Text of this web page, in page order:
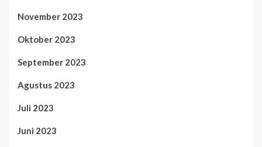
November 2023
Oktober 2023
September 2023
Agustus 2023
Juli 2023
Juni 2023